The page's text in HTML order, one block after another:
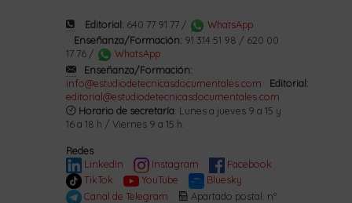
Editorial: 640 77 91 77 /
WhatsApp
Enseñanza/Formación: 91 314 51 98 / 620 00
17 76 /
WhatsApp
Enseñanza/Formación:
info@estudiodetecnicasdocumentales.com
Editorial:
editorial@estudiodetecnicasdocumentales.com
Horario de secretaría: Lunes a jueves 9 a 15 y
16 a 18 h / Viernes 9 a 15 h.
Redes
LinkedIn
Instagram
Facebook
TikTok
YouTube
Bluesky
Canal de Telegram
Apartado postal: nº